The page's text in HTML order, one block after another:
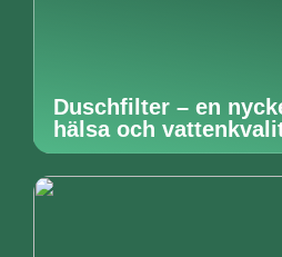
Duschfilter – en
hälsa och